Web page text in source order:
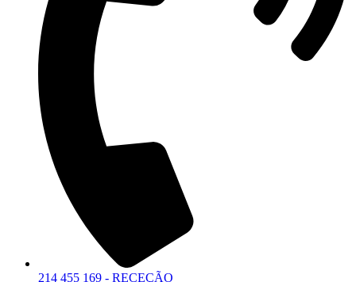
214 455 169 - RECEÇÃO